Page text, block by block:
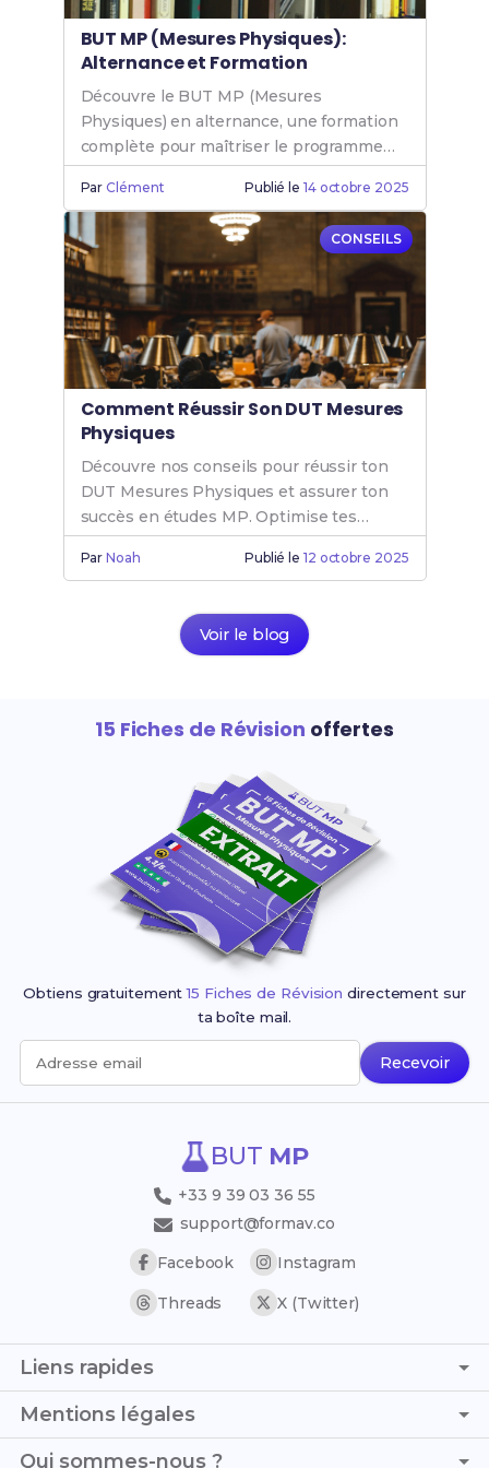
BUT MP (Mesures Physiques):
Alternance et Formation
Découvre le BUT MP (Mesures
Physiques) en alternance, une formation
complète pour maîtriser le programme
Mesure Physique et booster ta carrière.
ParClément Publié le 14 octobre 2025
CONSEILS
Comment Réussir Son DUT Mesures
Physiques
Découvre nos conseils pour réussir ton
DUT Mesures Physiques et assurer ton
succès en études MP. Optimise tes
chances de réussite en Mesure Physique
dès maintenant.
ParNoah Publié le 12 octobre 2025
Voir le blog
15 Fiches de Révision offertes
Obtiens gratuitement15 Fiches de Révision directement sur
ta boîte mail.
Adresse email Recevoir
BUT MP
+33 9 39 03 36 55
support@formav.co
Facebook
Instagram
Threads X (Twitter)
Liens rapides
Page d'accueil
Trouver son stage
Mentions légales
C.G.V. - C.G.U.
Qui sommes-nous ?